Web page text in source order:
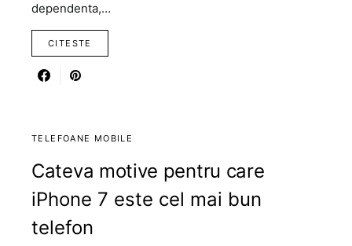
dependenta,…
CITESTE
TELEFOANE MOBILE
Cateva motive pentru care
iPhone 7 este cel mai bun
telefon